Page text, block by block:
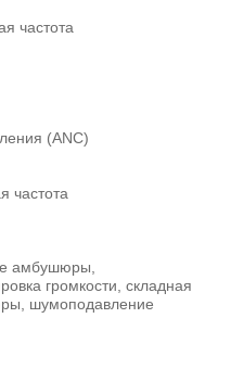
частота
(ANC)
частота
амбушюры,
громкости, складная
шумоподавление